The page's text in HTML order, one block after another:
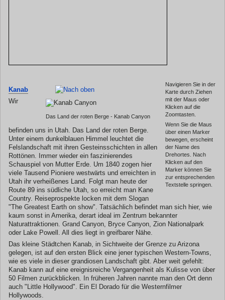
Navigieren Sie in der
Karte durch Ziehen
mit der Maus oder
Klicken auf die
Zoomtasten.
Wenn Sie die Maus
über einen Marker
bewegen, erscheint
der Name des
Drehortes. Nach
Klicken auf den
Marker können Sie
zur entsprechenden
Textstelle springen.
Kanab
Das Land der roten Berge - Kanab Canyon
Wir
befinden uns in Utah. Das Land der roten Berge.
Unter einem dunkelblauen Himmel leuchtet die
Felslandschaft mit ihren Gesteinsschichten in allen
Rottönen. Immer wieder ein faszinierendes
Schauspiel von Mutter Erde. Um 1840 zogen hier
viele Tausend Pioniere westwärts und erreichten in
Utah ihr verheißenes Land. Folgt man heute der
Route 89 ins südliche Utah, so erreicht man Kane
Country. Reiseprospekte locken mit dem Slogan
"The Greatest Earth on show". Tatsächlich befindet man sich hier, wie
kaum sonst in Amerika, derart ideal im Zentrum bekannter
Naturattraktionen. Grand Canyon, Bryce Canyon, Zion Nationalpark
oder Lake Powell. All dies liegt in greifbarer Nähe.
Das kleine Städtchen Kanab, in Sichtweite der Grenze zu Arizona
gelegen, ist auf den ersten Blick eine jener typischen Western-Towns,
wie es viele in dieser grandiosen Landschaft gibt. Aber weit gefehlt:
Kanab kann auf eine ereignisreiche Vergangenheit als Kulisse von über
50 Filmen zurückblicken. In früheren Jahren nannte man den Ort denn
auch "Little Hollywood". Ein El Dorado für die Westernfilmer
Hollywoods.